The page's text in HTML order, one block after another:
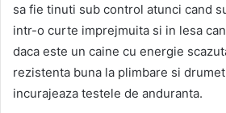
sa fie tinuti sub control atunci cand
intr-o curte imprejmuita si in lesa
daca este un caine cu energie
rezistenta buna la plimbare si
incurajeaza testele de anduranta.